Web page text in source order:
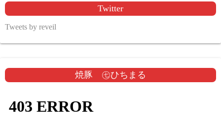
Twitter
Tweets by reveil
焼豚 ㊆ひちまる